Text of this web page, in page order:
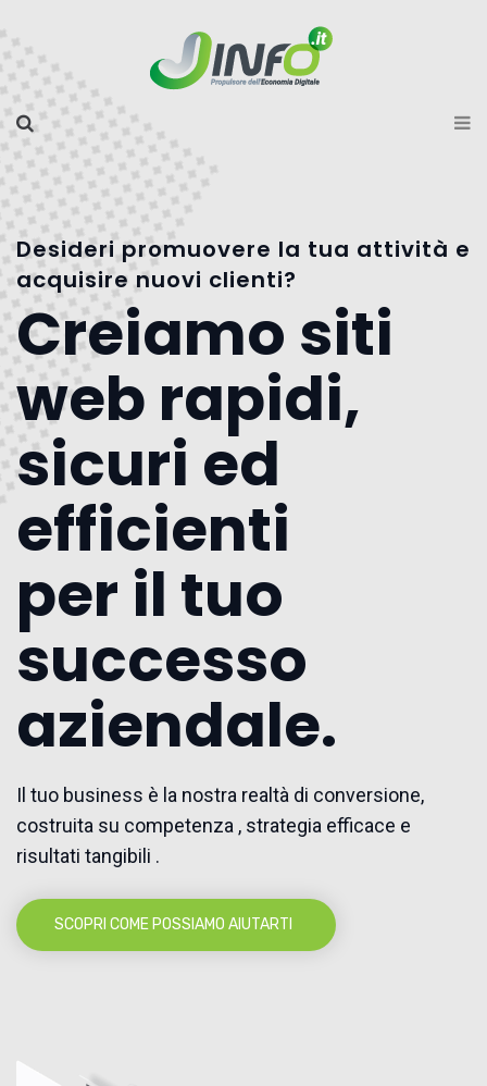
Desideri promuovere la tua attività e
acquisire nuovi clienti?
Creiamo siti
web rapidi,
sicuri ed
efficienti
per il tuo
successo
aziendale.
Il tuo business è la nostra realtà di conversione,
costruita su competenza , strategia efficace e
risultati tangibili .
SCOPRI COME POSSIAMO AIUTARTI